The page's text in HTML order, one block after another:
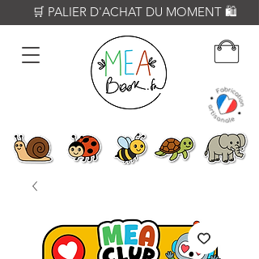
🛒 PALIER D'ACHAT DU MOMENT 🛍️